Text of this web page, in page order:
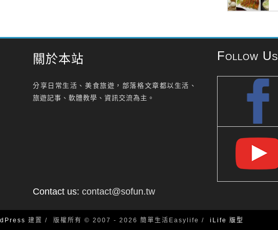
關於本站
分享日常生活、美食旅遊，部落格文章都以生活、
旅遊記事、軟體教學、資訊交流為主。
Contact us: contact@sofun.tw
Follow Us
建置 版權所有 © 2007 - 2026 簡單生活Easylife iLife 版型